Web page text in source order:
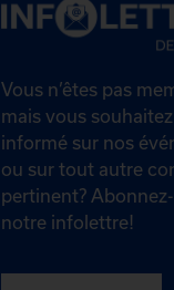
Vous n’êtes pas
mais vous
informé sur nos
ou sur tout autre
pertinent?
notre infolettre!